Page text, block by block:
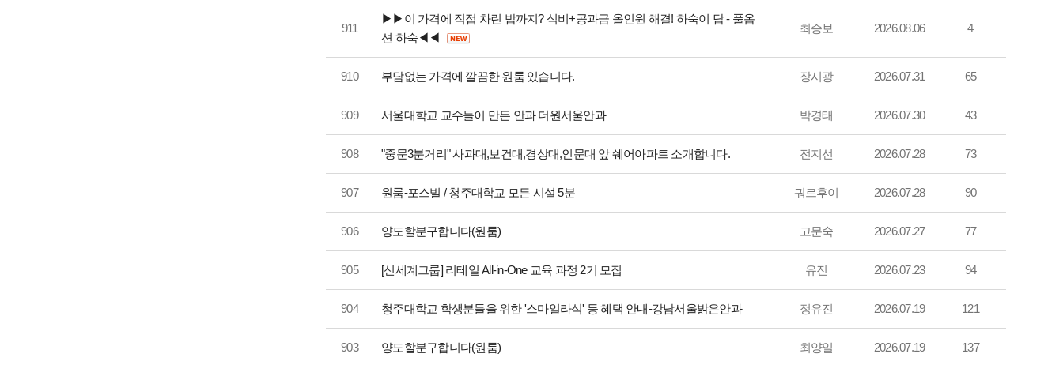
911
▶▶이 가격에 직접 차린 밥까지? 식비+공과금 올인원 해결! 하숙이 답 - 풀옵
션 하숙◀◀
최승보 2026.08.06 4
910 부담없는 가격에 깔끔한 원룸 있습니다. 장시광 2026.07.31 65
909 서울대학교 교수들이 만든 안과 더원서울안과 박경태 2026.07.30 43
908 "중문3분거리" 사과대,보건대,경상대,인문대 앞 쉐어아파트 소개합니다. 전지선 2026.07.28 73
907 원룸-포스빌 / 청주대학교 모든 시설 5분 궈르후이 2026.07.28 90
906 양도할분구합니다(원룸) 고문숙 2026.07.27 77
905 [신세계그룹] 리테일 All-in-One 교육 과정 2기 모집 유진 2026.07.23 94
904 청주대학교 학생분들을 위한 '스마일라식' 등 혜택 안내-강남서울밝은안과 정유진 2026.07.19 121
903 양도할분구합니다(원룸) 최양일 2026.07.19 137